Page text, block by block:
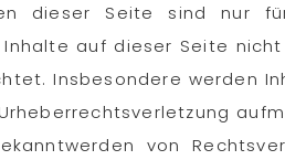
dieser Seite sind nur
auf dieser Seite
Insbesondere werden
von